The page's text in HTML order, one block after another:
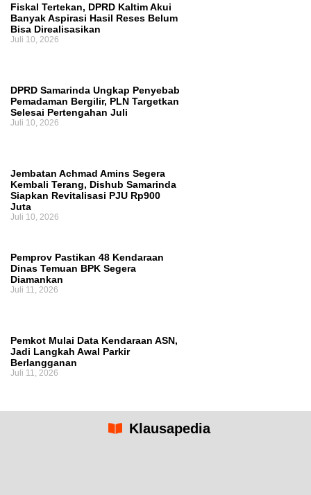
Fiskal Tertekan, DPRD Kaltim Akui
Banyak Aspirasi Hasil Reses Belum
Bisa Direalisasikan
Juli 10, 2026
DPRD Samarinda Ungkap Penyebab
Pemadaman Bergilir, PLN Targetkan
Selesai Pertengahan Juli
Juli 10, 2026
Jembatan Achmad Amins Segera
Kembali Terang, Dishub Samarinda
Siapkan Revitalisasi PJU Rp900
Juta
Juli 10, 2026
Pemprov Pastikan 48 Kendaraan
Dinas Temuan BPK Segera
Diamankan
Juli 11, 2026
Pemkot Mulai Data Kendaraan ASN,
Jadi Langkah Awal Parkir
Berlangganan
Juli 11, 2026
Klausapedia